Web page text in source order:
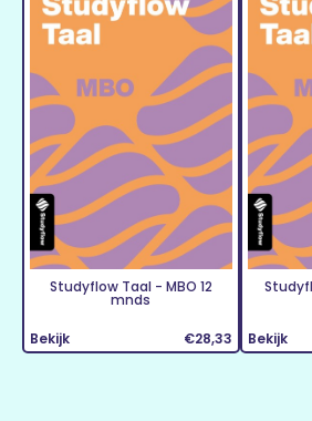
Studyflow Taal - MBO 12
mnds
Bekijk €28,33 Bekijk